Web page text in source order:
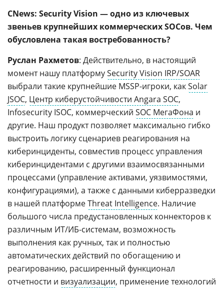
CNews: Security Vision — одно из ключевых
звеньев крупнейших коммерческих SOCов. Чем
обусловлена такая востребованность?
Руслан Рахметов: Действительно, в настоящий
момент нашу платформуSecurity Vision IRP/SOAR
выбрали такие крупнейшие MSSP-игроки, какSolar
JSOC, Центр киберустойчивости Angara SOC,
Infosecurity ISOC, коммерческий SOC МегаФона и
другие. Наш продукт позволяет максимально гибко
выстроить логику сценариев реагирования на
киберинциденты, совместив процесс управления
киберинцидентами с другими взаимосвязанными
процессами (управление активами, уязвимостями,
конфигурациями), а также с данными киберразведки
в нашей платформеThreat Intelligence. Наличие
большого числа предустановленных коннекторов к
различным ИТ/ИБ-системам, возможность
выполнения как ручных, так и полностью
автоматических действий по обогащению и
реагированию, расширенный функционал
отчетности и визуализации, применение технологий